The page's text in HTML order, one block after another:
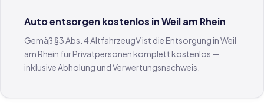
Auto entsorgen kostenlos in Weil am Rhein
Gemäß §3 Abs. 4 AltfahrzeugV ist die Entsorgung in Weil
am Rhein für Privatpersonen komplett kostenlos —
inklusive Abholung und Verwertungsnachweis.